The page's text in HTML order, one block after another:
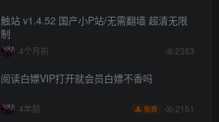
触站 v1.4.52 国产小P站/无需翻墙 超清无限
制
4个月前 2363
阅读白嫖VIP打开就会员白嫖不香吗
4年前 免费 2151